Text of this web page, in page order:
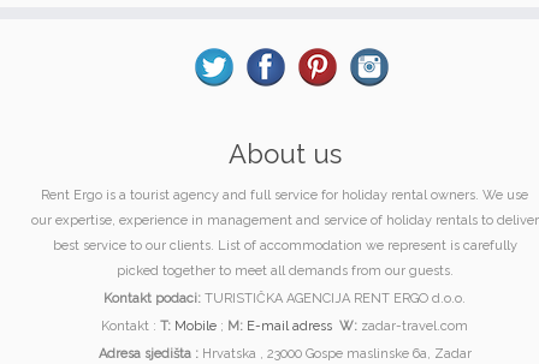
About us
Rent Ergo is a tourist agency and full service for holiday rental owners. We use
our expertise, experience in management and service of holiday rentals to deliver
best service to our clients. List of accommodation we represent is carefully
picked together to meet all demands from our guests.
Kontakt podaci: TURISTIČKA AGENCIJA RENT ERGO d.o.o.
Kontakt : T: Mobile ; M: E-mail adress W: zadar-travel.com
Adresa sjedišta :Hrvatska , 23000 Gospe maslinske 6a, Zadar